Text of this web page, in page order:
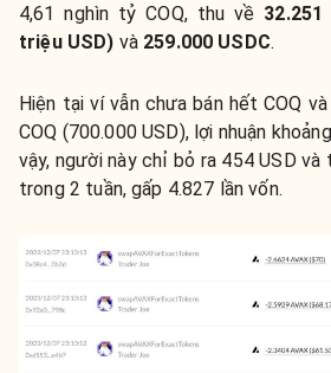
4,61 nghìn tỷ COQ, thu về
triệu USD) và 259.000 USDC.
Hiện tại ví vẫn chưa bán hết COQ
COQ (700.000 USD), lợi nhuận khoảng
vậy, người này chỉ bỏ ra 454 USD
trong 2 tuần, gấp 4.827 lần vốn.